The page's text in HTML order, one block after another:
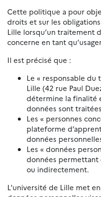
Cette politique a pour
droits et sur les
Lille lorsqu’un traitement
concerne en tant
Il est précisé que :
Le « responsable du
Lille (42 rue Paul
détermine la finalité
données sont
Les « personnes
plateforme
données
Les « données
données
ou indirectement.
L'université de Lille met